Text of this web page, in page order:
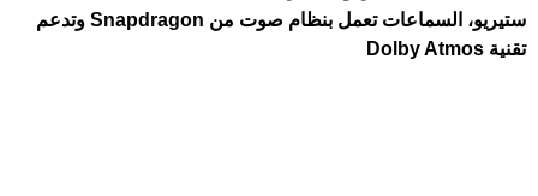
ستيريو، السماعات تعمل بنظام صوت من Snapdragon وتدعم
تقنية Dolby Atmos